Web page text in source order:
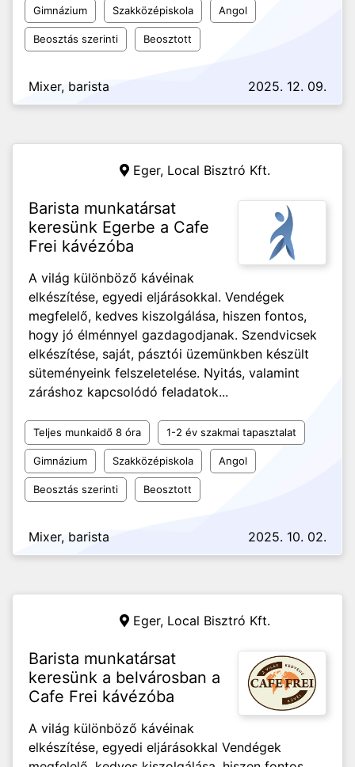
Gimnázium Szakközépiskola Angol
Beosztás szerinti Beosztott
Mixer, barista 2025. 12. 09.
Eger, Local Bisztró Kft.
Barista munkatársat
keresünk Egerbe a Cafe
Frei kávézóba
A világ különböző kávéinak
elkészítése, egyedi eljárásokkal. Vendégek
megfelelő, kedves kiszolgálása, hiszen fontos,
hogy jó élménnyel gazdagodjanak. Szendvicsek
elkészítése, saját, pásztói üzemünkben készült
süteményeink felszeletelése. Nyitás, valamint
záráshoz kapcsolódó feladatok...
Teljes munkaidő 8 óra 1-2 év szakmai tapasztalat
Gimnázium Szakközépiskola Angol
Beosztás szerinti Beosztott
Mixer, barista 2025. 10. 02.
Eger, Local Bisztró Kft.
Barista munkatársat
keresünk a belvárosban a
Cafe Frei kávézóba
A világ különböző kávéinak
elkészítése, egyedi eljárásokkal Vendégek